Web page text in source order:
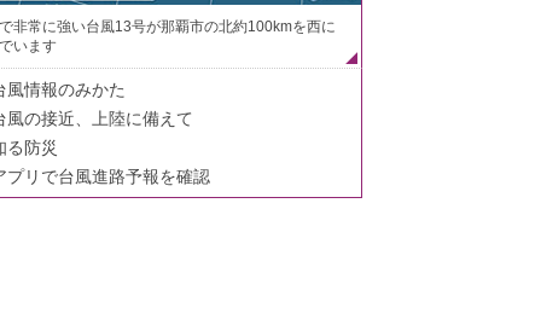
非常に強い台風13号が那覇市の北約100kmを西に
います
風情報のみかた
風の接近、上陸に備えて
る防災
プリで台風進路予報を確認